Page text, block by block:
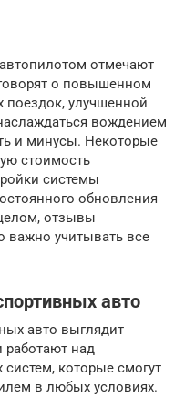
отмечают
о повышенном
поездок, улучшенной
вождением
и минусы. Некоторые
стоимость
системы
обновления
отзывы
важно учитывать все
авто
авто выглядит
над
которые смогут
в любых условиях.